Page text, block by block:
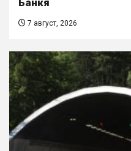
Банкя
7 август, 2026